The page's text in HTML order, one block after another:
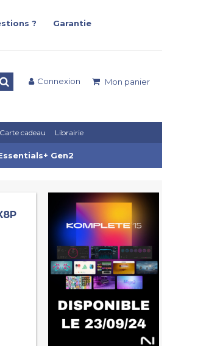
?
Garantie
Mon panier
Connexion
Carte cadeau Librairie
Gen2